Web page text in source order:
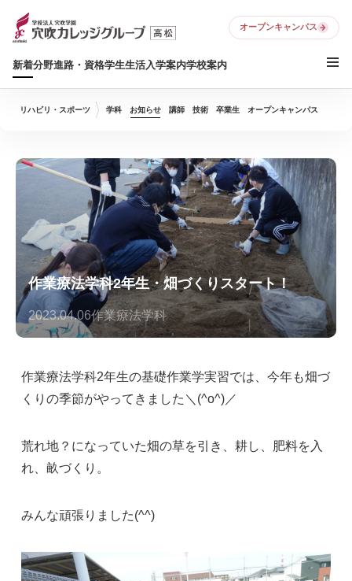
新着分野進路・資格学生生活入学案内学校案内
オープンキャンパス
リハビリ・スポーツ 学科 お知らせ 講師 技術 卒業生 オープンキャンパス
作業療法学科2年生・畑づくりスタート！
2023.04.06作業療法学科
作業療法学科2年生の基礎作業学実習では、今年も畑づ
くりの季節がやってきました＼(^o^)／
荒れ地？になっていた畑の草を引き、耕し、肥料を入
れ、畝づくり。
みんな頑張りました(^^)